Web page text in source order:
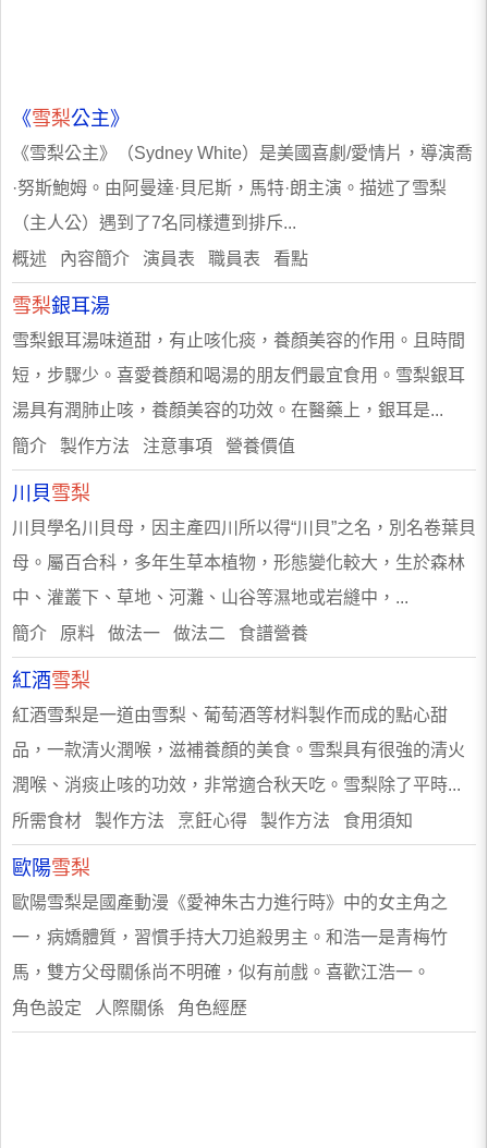
《雪梨公主》
《雪梨公主》（Sydney White）是美國喜劇/愛情片，導演喬
·努斯鮑姆。由阿曼達·貝尼斯，馬特·朗主演。描述了雪梨
（主人公）遇到了7名同樣遭到排斥...
概述 內容簡介 演員表 職員表 看點
雪梨銀耳湯
雪梨銀耳湯味道甜，有止咳化痰，養顏美容的作用。且時間
短，步驟少。喜愛養顏和喝湯的朋友們最宜食用。雪梨銀耳
湯具有潤肺止咳，養顏美容的功效。在醫藥上，銀耳是...
簡介 製作方法 注意事項 營養價值
川貝 雪梨
川貝學名川貝母，因主產四川所以得“川貝”之名，別名卷葉貝
母。屬百合科，多年生草本植物，形態變化較大，生於森林
中、灌叢下、草地、河灘、山谷等濕地或岩縫中，...
簡介 原料 做法一 做法二 食譜營養
紅酒雪梨
紅酒雪梨是一道由雪梨、葡萄酒等材料製作而成的點心甜
品，一款清火潤喉，滋補養顏的美食。雪梨具有很強的清火
潤喉、消痰止咳的功效，非常適合秋天吃。雪梨除了平時...
所需食材 製作方法 烹飪心得 製作方法 食用須知
歐陽雪梨
歐陽雪梨是國產動漫《愛神朱古力進行時》中的女主角之
一，病嬌體質，習慣手持大刀追殺男主。和浩一是青梅竹
馬，雙方父母關係尚不明確，似有前戲。喜歡江浩一。
角色設定 人際關係 角色經歷